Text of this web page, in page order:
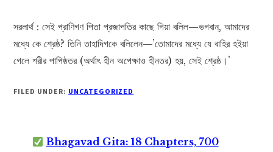
সরলার্থ : সেই প্রাণিগণ পিতা প্রজাপতির কাছে গিয়া বলিল—ভগবান্, আমাদের
মধ্যে কে শ্রেষ্ঠ? তিনি তাহাদিগকে বলিলেন—’তোমাদের মধ্যে যে বাহির হইয়া
গেলে শরীর পাপিষ্ঠতর (অর্থাৎ হীন অপেক্ষাও হীনতর) হয়, সেই শ্রেষ্ঠ।’
FILED UNDER: UNCATEGORIZED
Bhagavad Gita: 18 Chapters, 700